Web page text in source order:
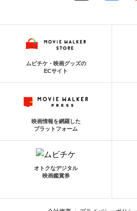
ムビチケ・映画グッズの
ECサイト
映画情報を網羅した
プラットフォーム
オトクなデジタル
映画鑑賞券